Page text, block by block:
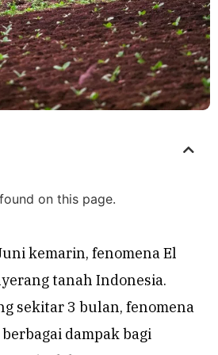
on this page.
kemarin, fenomena El
tanah Indonesia.
sekitar 3 bulan, fenomena
dampak bagi